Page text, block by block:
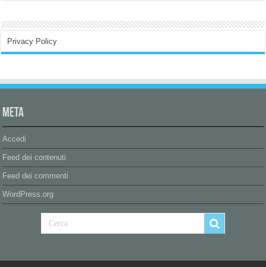
Privacy Policy
Meta
Accedi
Feed dei contenuti
Feed dei commenti
WordPress.org